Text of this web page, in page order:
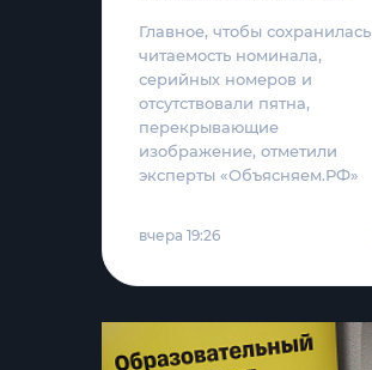
Главное, чтобы сохранилась
читаемость номинала,
серийных номеров и
отсутствовали пятна,
перекрывающие
изображение, отметили
эксперты «Объясняем.РФ»
вчера 19:26